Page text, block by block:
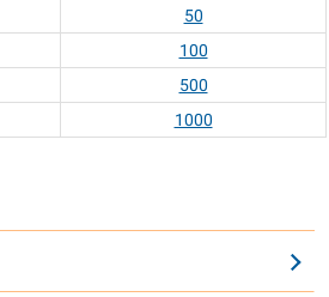
50
100
500
1000